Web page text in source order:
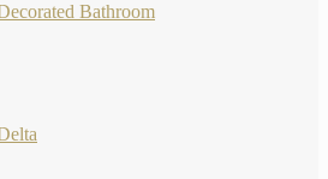
Bathroom